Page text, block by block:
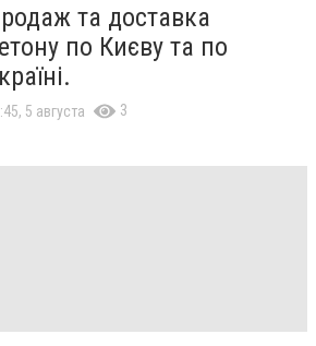
та доставка
по Києву та по
5 августа 3